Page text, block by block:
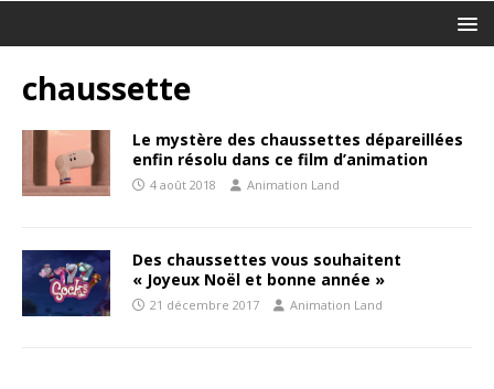
chaussette
Le mystère des chaussettes dépareillées
enfin résolu dans ce film d’animation
4 août 2018 Animation Land
Des chaussettes vous souhaitent
« Joyeux Noël et bonne année »
21 décembre 2017 Animation Land